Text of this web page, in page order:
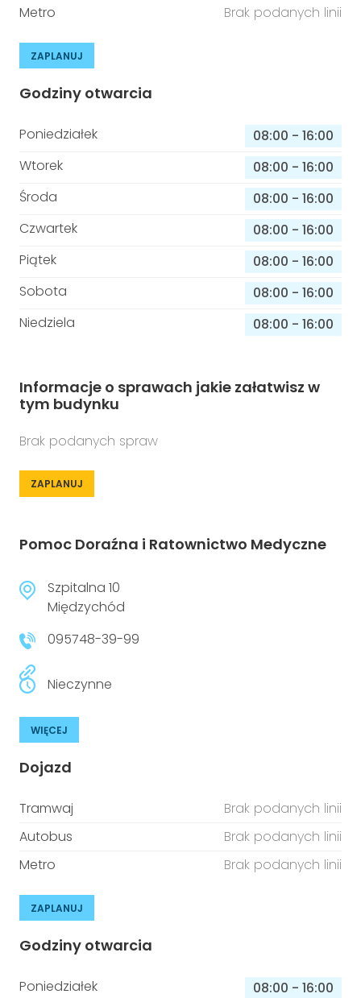
Metro Brak podanych linii
ZAPLANUJ
Godziny otwarcia
Poniedziałek 08:00 - 16:00
Wtorek
08:00 - 16:00
Środa
08:00 - 16:00
Czwartek
08:00 - 16:00
Piątek
08:00 - 16:00
Sobota
08:00 - 16:00
Niedziela
08:00 - 16:00
Informacje o sprawach jakie załatwisz w
tym budynku
Brak podanych spraw
ZAPLANUJ
Pomoc Doraźna i Ratownictwo Medyczne
Szpitalna 10
Międzychód
095748-39-99
Nieczynne
WIĘCEJ
Dojazd
Tramwaj
Brak podanych linii
Autobus
Brak podanych linii
Metro
Brak podanych linii
ZAPLANUJ
Godziny otwarcia
Poniedziałek 08:00 - 16:00